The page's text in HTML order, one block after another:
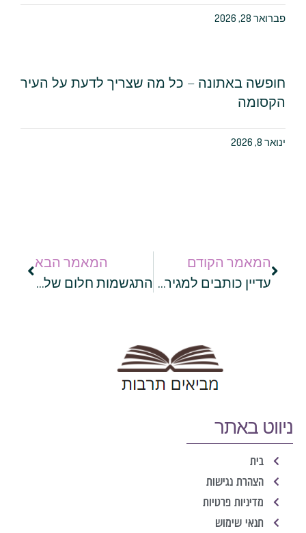
פברואר 28, 2026
חופשה באתונה – כל מה שצריך לדעת על העיר
הקסומה
ינואר 8, 2026
המאמר הקודם
עדיין כותבים למגירה? מימון המונים יוכל לאפשר לספר שלכם לראות אור!
המאמר הבא
התגשמות חלום של כל סופר מתחיל: כמה עולה להוציא ספר לאור?
ניווט באתר
בית
הצהרת נגישות
מדיניות פרטיות
תנאי שימוש